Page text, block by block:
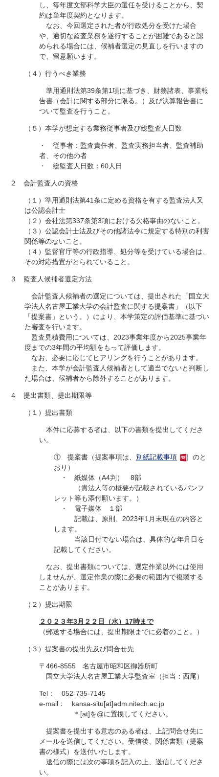
し、毎年度文部科学大臣の選任を受けることから、契
約は単年度契約となります。
なお、今回選定された者が行政処分を受けた場合
や、適切な監査業務を遂行することが困難であると認
められる場合には、候補者選定の見直しを行いますの
で、留意願います。
（４）行うべき業務
準用通則法第39条第1項に基づき、財務諸表、事業報
告書（会計に関する部分に限る。）及び決算報告書に
ついて監査を行うこと。
（５）本学が想定する業務従事者及び総監査人日数
・ 従事者：監査責任者、監査実務担当者、監査補助
者、その他の者
・ 総監査人日数：60人日
２ 会計監査人の資格
（１）準用通則法第41条に定める資格を有する監査法人又
は公認会計士
（２）会社法第337条第3項における欠格事由のないこと。
（３）公認会計士法及びその他諸法令に規定する特別の利害
関係等のないこと。
（４）監督官庁等の行政指導、処分等を受けている場合は、
その対応措置がとられていること。
３ 監査人候補者選定方法
会計監査人候補者の選定については、提出された「国立大
学法人名古屋工業大学の会計監査に関する提案書」（以下
「提案書」という。）により、本学策定の評価基準に基づい
た審査を行います。
監査見積費用については、2023事業年度から2025事業年
度までの3年間の平均額をもって評価します。
なお、必要に応じてヒアリングを行うことがあります。
また、本学が会計監査人候補者として適当でないと判断し
た場合は、候補者から除外することがあります。
４ 提出書類、提出期限等
（１）提出書類
本件に応募する者は、以下の書類を提出してくださ
い。
① 提案書（提案事項は、 別紙記載事項
のと
おり）
・ 紙媒体（A4判） 8部
（貴法人等の概要が記載されているパンフ
レット等も添付願います。）
・ 電子媒体 １部
記載は、原則、2023年1月末現在の内容と
します。
当該日付でない場合は、具体的な年月日を
記載してください。
なお、提出書類については、選定作業以外には使用
しませんが、選定作業の際に必要の範囲内で複製する
ことがあります。
（２）提出期限
２０２３年3月２２日（水）17時まで
（郵送する場合には、提出期限までに必着のこと。）
（３）提案書の提出先及び問合せ先
〒466-8555 名古屋市昭和区御器所町
国立大学法人名古屋工業大学監査室（担当：西尾）
Tel： 052-735-7145
e-mail： kansa-situ[at]adm.nitech.ac.jp
＊[at]を@に置換してください。
提案書を提出する意志のある者は、上記問合せ先に
メールを送信してください。受信後、関係書類（提案
書の様式）を送付いたします。
送信の際には次の事項を記入の上、送信してくださ
い。